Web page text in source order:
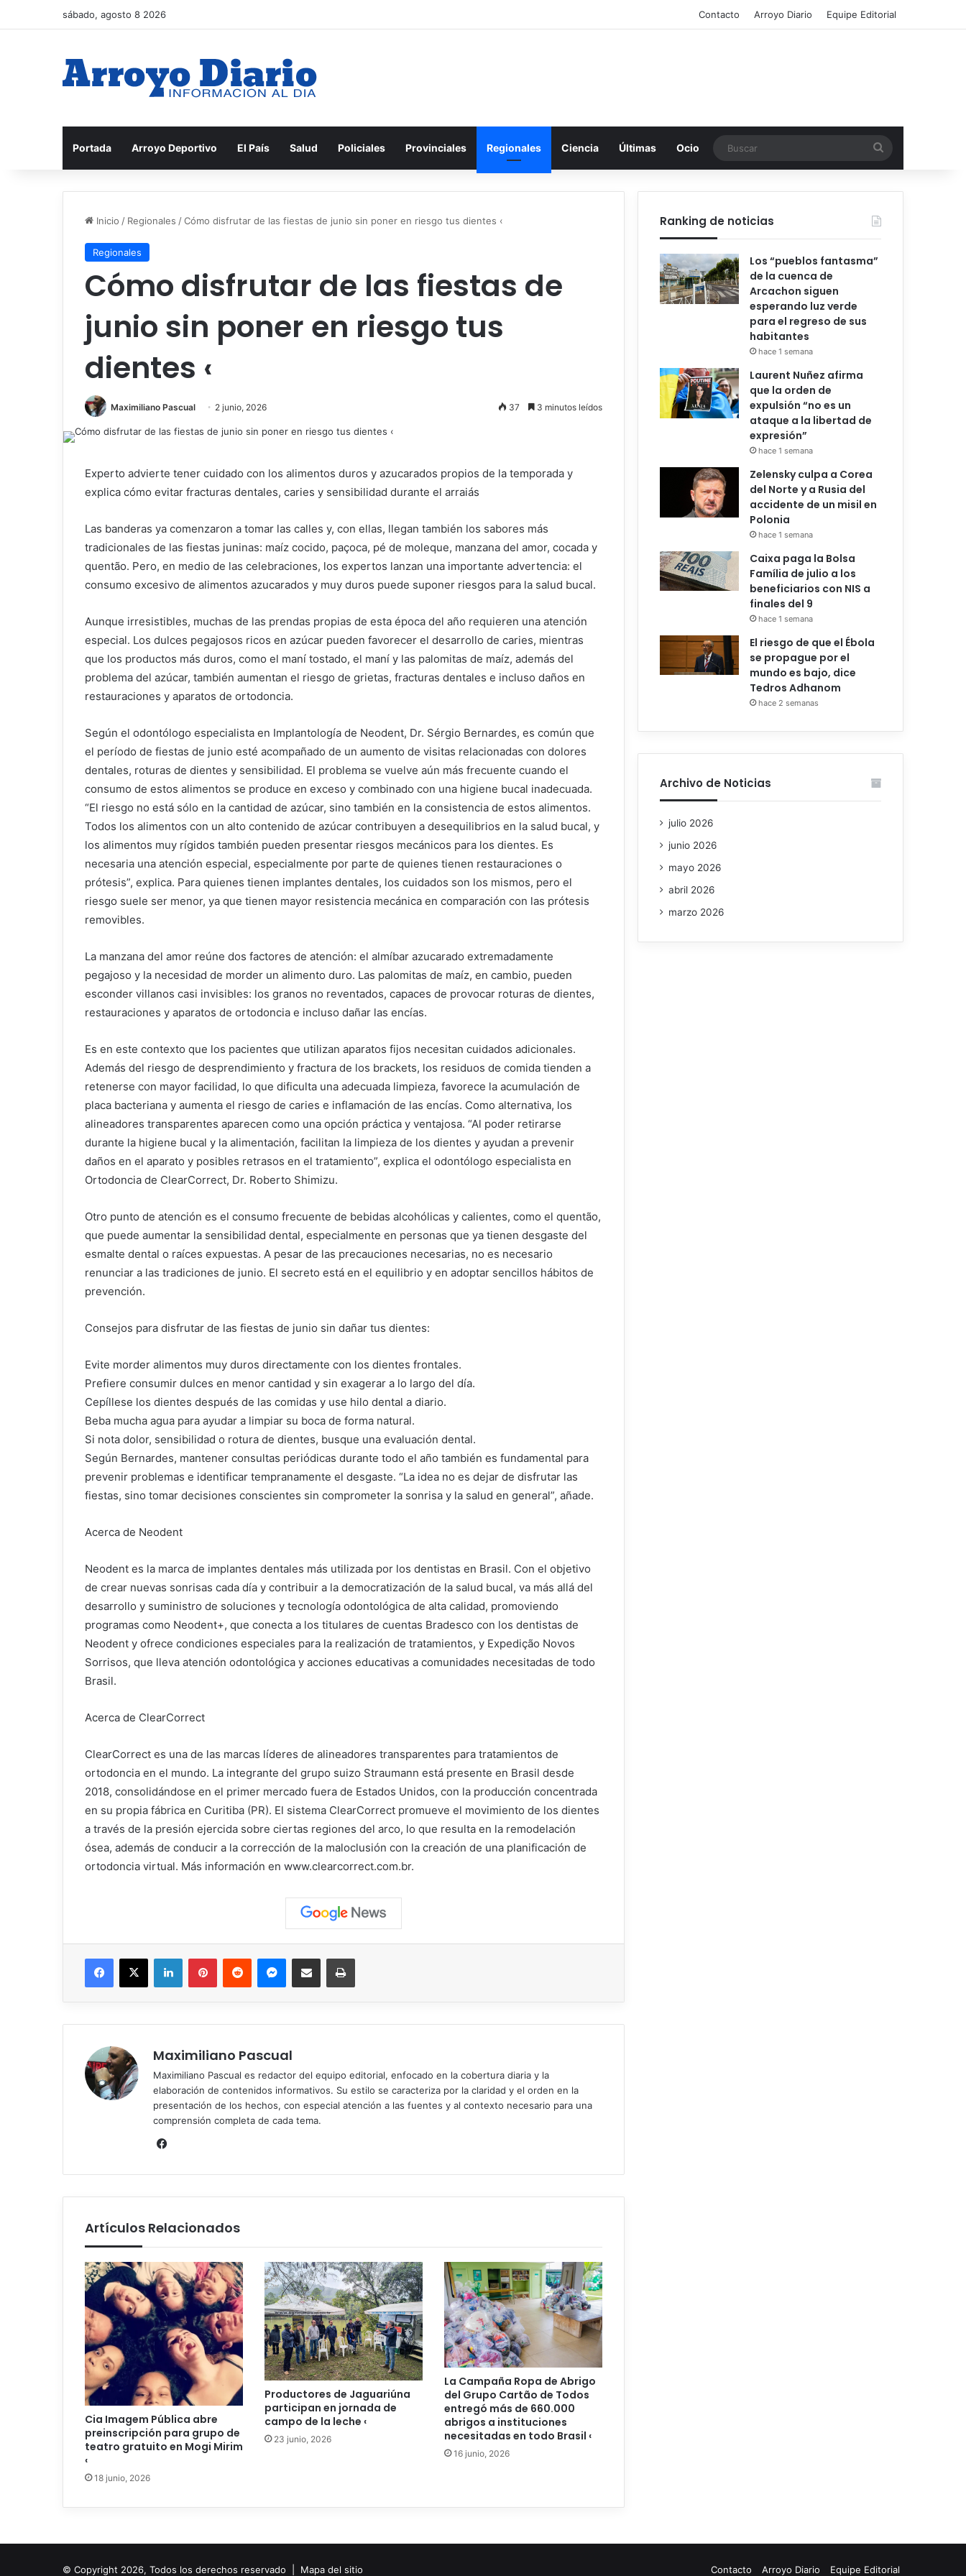
sábado, agosto 8 2026 Contacto Arroyo Diario Equipe Editorial
Portada Arroyo Deportivo El País Salud Policiales Provinciales Regionales Ciencia Últimas Ocio
Inicio / Regionales /Cómo disfrutar de las fiestas de junio sin poner en riesgo tus dientes ‹
Regionales
Cómo disfrutar de las fiestas de
junio sin poner en riesgo tus
dientes ‹
Maximiliano Pascual 2 junio, 2026 37 3 minutos leídos
Experto advierte tener cuidado con los alimentos duros y azucarados propios de la temporada y
explica cómo evitar fracturas dentales, caries y sensibilidad durante el arraiás
Las banderas ya comenzaron a tomar las calles y, con ellas, llegan también los sabores más
tradicionales de las fiestas juninas: maíz cocido, paçoca, pé de moleque, manzana del amor, cocada y
quentão. Pero, en medio de las celebraciones, los expertos lanzan una importante advertencia: el
consumo excesivo de alimentos azucarados y muy duros puede suponer riesgos para la salud bucal.
Aunque irresistibles, muchas de las prendas propias de esta época del año requieren una atención
especial. Los dulces pegajosos ricos en azúcar pueden favorecer el desarrollo de caries, mientras
que los productos más duros, como el maní tostado, el maní y las palomitas de maíz, además del
problema del azúcar, también aumentan el riesgo de grietas, fracturas dentales e incluso daños en
restauraciones y aparatos de ortodoncia.
Según el odontólogo especialista en Implantología de Neodent, Dr. Sérgio Bernardes, es común que
el período de fiestas de junio esté acompañado de un aumento de visitas relacionadas con dolores
dentales, roturas de dientes y sensibilidad. El problema se vuelve aún más frecuente cuando el
consumo de estos alimentos se produce en exceso y combinado con una higiene bucal inadecuada.
“El riesgo no está sólo en la cantidad de azúcar, sino también en la consistencia de estos alimentos.
Todos los alimentos con un alto contenido de azúcar contribuyen a desequilibrios en la salud bucal, y
los alimentos muy rígidos también pueden presentar riesgos mecánicos para los dientes. Es
necesaria una atención especial, especialmente por parte de quienes tienen restauraciones o
prótesis”, explica. Para quienes tienen implantes dentales, los cuidados son los mismos, pero el
riesgo suele ser menor, ya que tienen mayor resistencia mecánica en comparación con las prótesis
removibles.
La manzana del amor reúne dos factores de atención: el almíbar azucarado extremadamente
pegajoso y la necesidad de morder un alimento duro. Las palomitas de maíz, en cambio, pueden
esconder villanos casi invisibles: los granos no reventados, capaces de provocar roturas de dientes,
restauraciones y aparatos de ortodoncia e incluso dañar las encías.
Es en este contexto que los pacientes que utilizan aparatos fijos necesitan cuidados adicionales.
Además del riesgo de desprendimiento y fractura de los brackets, los residuos de comida tienden a
retenerse con mayor facilidad, lo que dificulta una adecuada limpieza, favorece la acumulación de
placa bacteriana y aumenta el riesgo de caries e inflamación de las encías. Como alternativa, los
alineadores transparentes aparecen como una opción práctica y ventajosa. “Al poder retirarse
durante la higiene bucal y la alimentación, facilitan la limpieza de los dientes y ayudan a prevenir
daños en el aparato y posibles retrasos en el tratamiento”, explica el odontólogo especialista en
Ortodoncia de ClearCorrect, Dr. Roberto Shimizu.
Otro punto de atención es el consumo frecuente de bebidas alcohólicas y calientes, como el quentão,
que puede aumentar la sensibilidad dental, especialmente en personas que ya tienen desgaste del
esmalte dental o raíces expuestas. A pesar de las precauciones necesarias, no es necesario
renunciar a las tradiciones de junio. El secreto está en el equilibrio y en adoptar sencillos hábitos de
prevención.
Consejos para disfrutar de las fiestas de junio sin dañar tus dientes:
Evite morder alimentos muy duros directamente con los dientes frontales.
Prefiere consumir dulces en menor cantidad y sin exagerar a lo largo del día.
Cepíllese los dientes después de las comidas y use hilo dental a diario.
Beba mucha agua para ayudar a limpiar su boca de forma natural.
Si nota dolor, sensibilidad o rotura de dientes, busque una evaluación dental.
Según Bernardes, mantener consultas periódicas durante todo el año también es fundamental para
prevenir problemas e identificar tempranamente el desgaste. “La idea no es dejar de disfrutar las
fiestas, sino tomar decisiones conscientes sin comprometer la sonrisa y la salud en general”, añade.
Acerca de Neodent
Neodent es la marca de implantes dentales más utilizada por los dentistas en Brasil. Con el objetivo
de crear nuevas sonrisas cada día y contribuir a la democratización de la salud bucal, va más allá del
desarrollo y suministro de soluciones y tecnología odontológica de alta calidad, promoviendo
programas como Neodent+, que conecta a los titulares de cuentas Bradesco con los dentistas de
Neodent y ofrece condiciones especiales para la realización de tratamientos, y Expedição Novos
Sorrisos, que lleva atención odontológica y acciones educativas a comunidades necesitadas de todo
Brasil.
Acerca de ClearCorrect
ClearCorrect es una de las marcas líderes de alineadores transparentes para tratamientos de
ortodoncia en el mundo. La integrante del grupo suizo Straumann está presente en Brasil desde
2018, consolidándose en el primer mercado fuera de Estados Unidos, con la producción concentrada
en su propia fábrica en Curitiba (PR). El sistema ClearCorrect promueve el movimiento de los dientes
a través de la presión ejercida sobre ciertas regiones del arco, lo que resulta en la remodelación
ósea, además de conducir a la corrección de la maloclusión con la creación de una planificación de
ortodoncia virtual. Más información en www.clearcorrect.com.br.
Facebook
X LinkedInPinterestReddit MessengerCompartir vía correo electrónicoImprimir
Maximiliano Pascual
Maximiliano Pascual es redactor del equipo editorial, enfocado en la cobertura diaria y la
elaboración de contenidos informativos. Su estilo se caracteriza por la claridad y el orden en la
presentación de los hechos, con especial atención a las fuentes y al contexto necesario para una
comprensión completa de cada tema.
Artículos Relacionados
Cia Imagem Pública abre
preinscripción para grupo de
teatro gratuito en Mogi Mirim
‹
18 junio, 2026
Productores de Jaguariúna
participan en jornada de
campo de la leche ‹
23 junio, 2026
La Campaña Ropa de Abrigo
del Grupo Cartão de Todos
entregó más de 660.000
abrigos a instituciones
necesitadas en todo Brasil ‹
16 junio, 2026
Ranking de noticias
Los “pueblos fantasma”
de la cuenca de
Arcachon siguen
esperando luz verde
para el regreso de sus
habitantes
hace 1 semana
Laurent Nuñez afirma
que la orden de
expulsión “no es un
ataque a la libertad de
expresión”
hace 1 semana
Zelensky culpa a Corea
del Norte y a Rusia del
accidente de un misil en
Polonia
hace 1 semana
Caixa paga la Bolsa
Família de julio a los
beneficiarios con NIS a
finales del 9
hace 1 semana
El riesgo de que el Ébola
se propague por el
mundo es bajo, dice
Tedros Adhanom
hace 2 semanas
Archivo de Noticias
julio 2026
junio 2026
mayo 2026
abril 2026
marzo 2026
© Copyright 2026, Todos los derechos reservado | Mapa del sitio Contacto Arroyo Diario Equipe Editorial